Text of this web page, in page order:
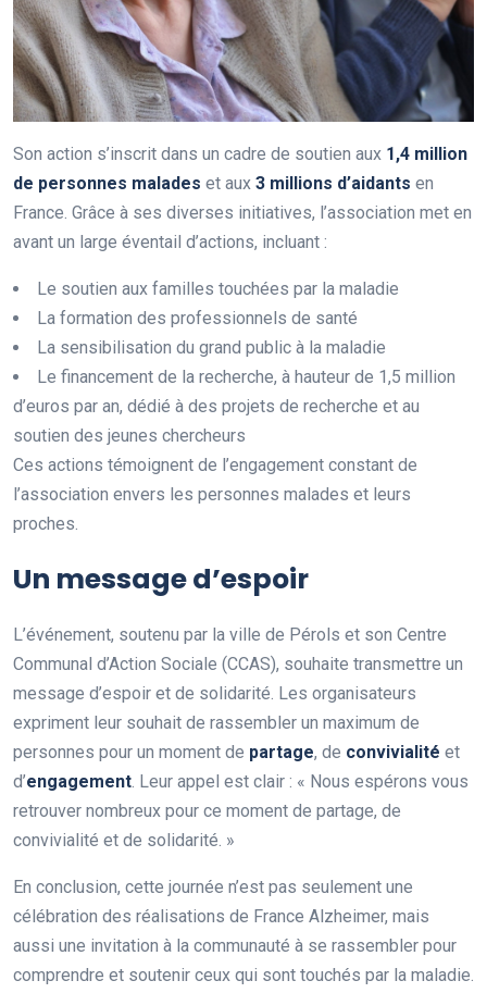
Son action s’inscrit dans un cadre de soutien aux 1,4 million
de personnes malades et aux 3 millions d’aidants en
France. Grâce à ses diverses initiatives, l’association met en
avant un large éventail d’actions, incluant :
Le soutien aux familles touchées par la maladie
La formation des professionnels de santé
La sensibilisation du grand public à la maladie
Le financement de la recherche, à hauteur de 1,5 million
d’euros par an, dédié à des projets de recherche et au
soutien des jeunes chercheurs
Ces actions témoignent de l’engagement constant de
l’association envers les personnes malades et leurs
proches.
Un message d’espoir
L’événement, soutenu par la ville de Pérols et son Centre
Communal d’Action Sociale (CCAS), souhaite transmettre un
message d’espoir et de solidarité. Les organisateurs
expriment leur souhait de rassembler un maximum de
personnes pour un moment de partage, de convivialité et
d’engagement. Leur appel est clair : « Nous espérons vous
retrouver nombreux pour ce moment de partage, de
convivialité et de solidarité. »
En conclusion, cette journée n’est pas seulement une
célébration des réalisations de France Alzheimer, mais
aussi une invitation à la communauté à se rassembler pour
comprendre et soutenir ceux qui sont touchés par la maladie.